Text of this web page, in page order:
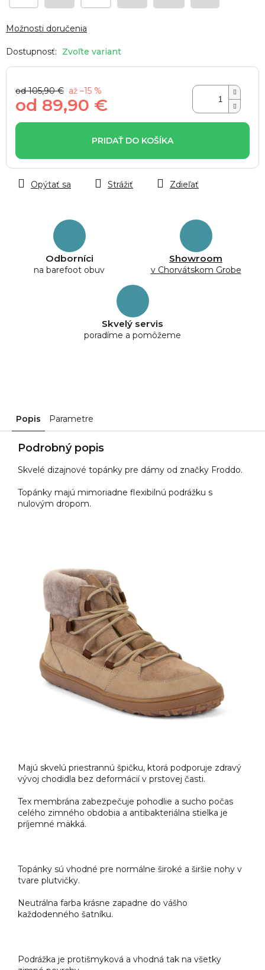
Zvoľte variant
Možnosti doručenia
od 105,90 € až –15 %
od 89,90 €
Jednotková
PRIDAŤ DO KOŠÍKA
Odborníci
na barefoot obuv
Showroom
v Chorvátskom Grobe
Skvelý servis
poradíme a pomôžeme
Opýtať sa Strážiť Zdieľať
Popis Parametre
Podrobný popis
Skvelé dizajnové topánky pre dámy od značky Froddo.
Topánky majú mimoriadne flexibilnú podrážku s
nulovým dropom.
Majú skvelú priestrannú špičku, ktorá podporuje zdravý
vývoj chodidla bez deformácií v prstovej časti.
Tex membrána zabezpečuje pohodlie a sucho počas
celého zimného obdobia a antibakteriálna stielka je
príjemné mäkká.
Topánky sú vhodné pre normálne široké a širšie nohy v
tvare plutvičky.
Neutrálna farba krásne zapadne do vášho
každodenného šatníku.
Podrážka je protišmyková a vhodná tak na všetky